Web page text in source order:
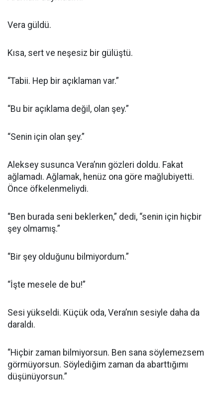
Vera güldü.
Kısa, sert ve neşesiz bir gülüştü.
“Tabii. Hep bir açıklaman var.”
“Bu bir açıklama değil, olan şey.”
“Senin için olan şey.”
Aleksey susunca Vera’nın gözleri doldu. Fakat
ağlamadı. Ağlamak, henüz ona göre mağlubiyetti.
Önce öfkelenmeliydi.
“Ben burada seni beklerken,” dedi, “senin için hiçbir
şey olmamış.”
“Bir şey olduğunu bilmiyordum.”
“İşte mesele de bu!”
Sesi yükseldi. Küçük oda, Vera’nın sesiyle daha da
daraldı.
“Hiçbir zaman bilmiyorsun. Ben sana söylemezsem
görmüyorsun. Söylediğim zaman da abarttığımı
düşünüyorsun.”